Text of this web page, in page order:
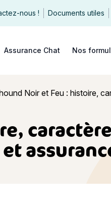
nous ! Documents utiles
Assurance Chat Nos
Noir et Feu : histoire,